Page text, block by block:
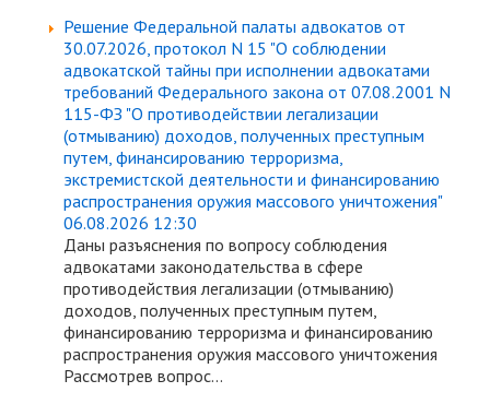
Решение Федеральной палаты адвокатов от
30.07.2026, протокол N 15 "О соблюдении
адвокатской тайны при исполнении адвокатами
требований Федерального закона от 07.08.2001 N
115-ФЗ "О противодействии легализации
(отмыванию) доходов, полученных преступным
путем, финансированию терроризма,
экстремистской деятельности и финансированию
распространения оружия массового уничтожения"
06.08.2026 12:30
Даны разъяснения по вопросу соблюдения
адвокатами законодательства в сфере
противодействия легализации (отмыванию)
доходов, полученных преступным путем,
финансированию терроризма и финансированию
распространения оружия массового уничтожения
Рассмотрев вопрос...